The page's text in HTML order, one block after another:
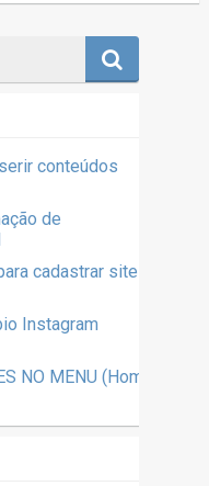
conteúdos
de
cadastrar site
Instagram
NO MENU (Home